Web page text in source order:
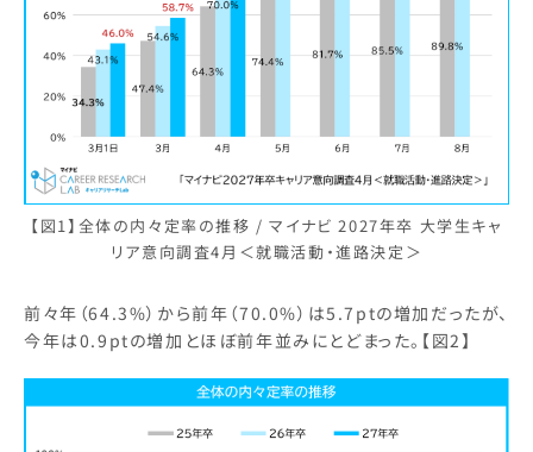
【図1】全体の内々定率の推移 / マイナビ 2027年卒 大学生キャ
リア意向調査4月＜就職活動・進路決定＞
前々年（64.3%）から前年（70.0%）は5.7ptの増加だったが、
今年は0.9ptの増加とほぼ前年並みにとどまった。【図2】